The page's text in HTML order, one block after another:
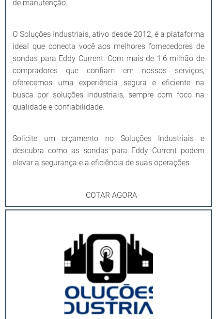
de manutenção.
O Soluções Industriais, ativo desde 2012, é a plataforma
ideal que conecta você aos melhores fornecedores de
sondas para Eddy Current. Com mais de 1,6 milhão de
compradores que confiam em nossos serviços,
oferecemos uma experiência segura e eficiente na
busca por soluções industriais, sempre com foco na
qualidade e confiabilidade.
Solicite um orçamento no Soluções Industriais e
descubra como as sondas para Eddy Current podem
elevar a segurança e a eficiência de suas operações.
COTAR AGORA